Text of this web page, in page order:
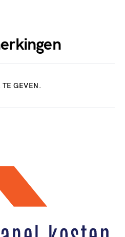
TE GEVEN.